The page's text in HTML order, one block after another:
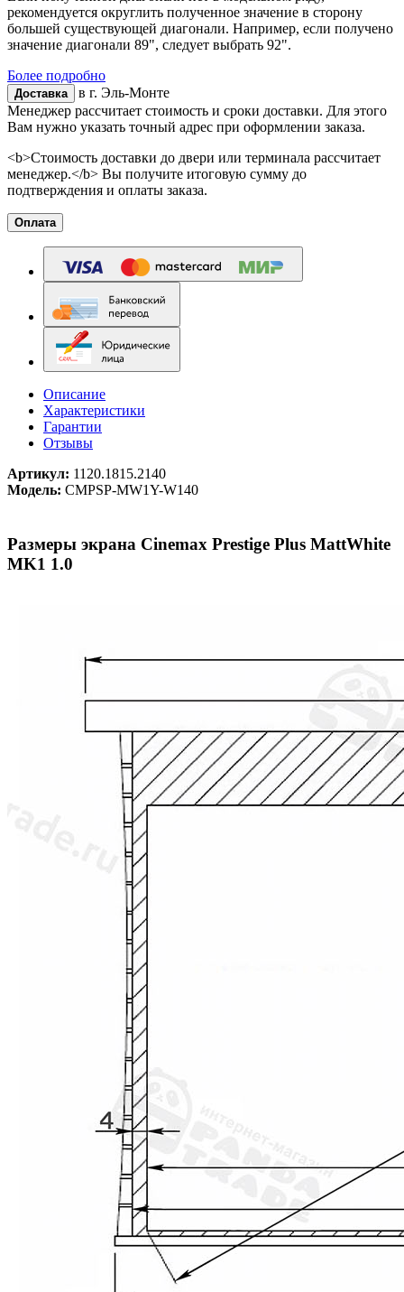
рекомендуется округлить полученное значение в сторону
большей существующей диагонали. Например, если получено
значение диагонали 89", следует выбрать 92".
Более подробно
Доставка в г. Эль-Монте
Менеджер рассчитает стоимость и сроки доставки. Для этого
Вам нужно указать точный адрес при оформлении заказа.
<b>Стоимость доставки до двери или терминала рассчитает
менеджер.</b> Вы получите итоговую сумму до
подтверждения и оплаты заказа.
Оплата
Описание
Характеристики
Гарантии
Отзывы
Артикул: 1120.1815.2140
Модель: CMPSP-MW1Y-W140
Размеры экрана Cinemax Prestige Plus MattWhite
MK1 1.0